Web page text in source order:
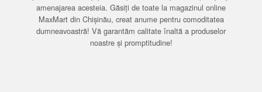
amenajarea acesteia. Găsiți de toate la magazinul online
MaxMart din Chișinău, creat anume pentru comoditatea
dumneavoastră! Vă garantăm calitate înaltă a produselor
noastre și promptitudine!